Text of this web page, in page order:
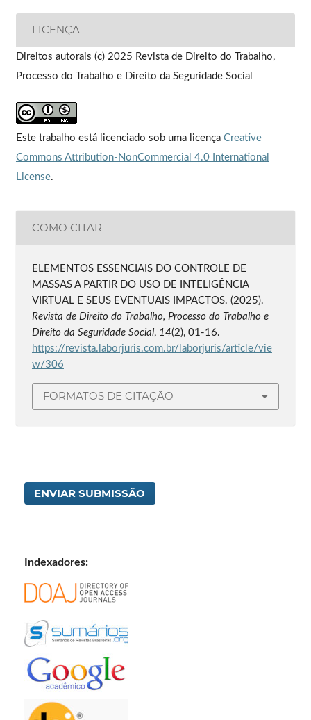
LICENÇA
Direitos autorais (c) 2025 Revista de Direito do Trabalho,
Processo do Trabalho e Direito da Seguridade Social
Este trabalho está licenciado sob uma licença Creative
Commons Attribution-NonCommercial 4.0 International
License.
COMO CITAR
ELEMENTOS ESSENCIAIS DO CONTROLE DE
MASSAS A PARTIR DO USO DE INTELIGÊNCIA
VIRTUAL E SEUS EVENTUAIS IMPACTOS. (2025).
Revista de Direito do Trabalho, Processo do Trabalho e
Direito da Seguridade Social, 14(2), 01-16.
https://revista.laborjuris.com.br/laborjuris/article/vie
w/306
FORMATOS DE CITAÇÃO
ENVIAR SUBMISSÃO
Indexadores: